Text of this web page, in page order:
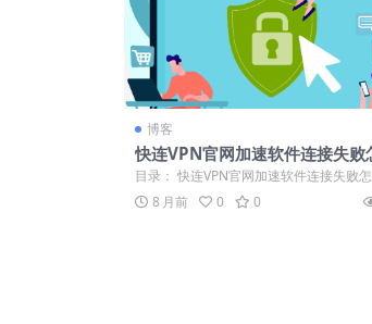
博客
快连VPN官网加速软件连接失败
么办
目录： 快连VPN官网加速软件连接失败
办？ 检查网络与软件设置以解决连接问题
8 月前 0 0